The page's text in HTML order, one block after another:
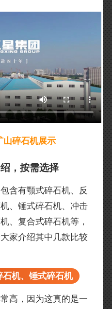
山碎石机展示
，按需选择
含有颚式碎石机、反
、锤式碎石机、冲击
、复合式碎石机等，
家介绍其中几款比较
机、锤式碎石机
高，因为这真的是一